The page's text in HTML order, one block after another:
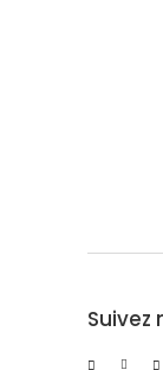
Suivez